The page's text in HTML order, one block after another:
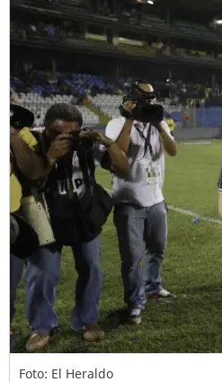
Foto: El Heraldo